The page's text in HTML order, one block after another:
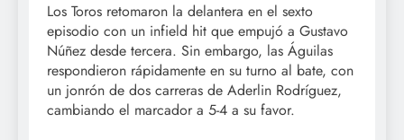
Los Toros retomaron la delantera en el sexto
episodio con un infield hit que empujó a Gustavo
Núñez desde tercera. Sin embargo, las Águilas
respondieron rápidamente en su turno al bate, con
un jonrón de dos carreras de Aderlin Rodríguez,
cambiando el marcador a 5-4 a su favor.